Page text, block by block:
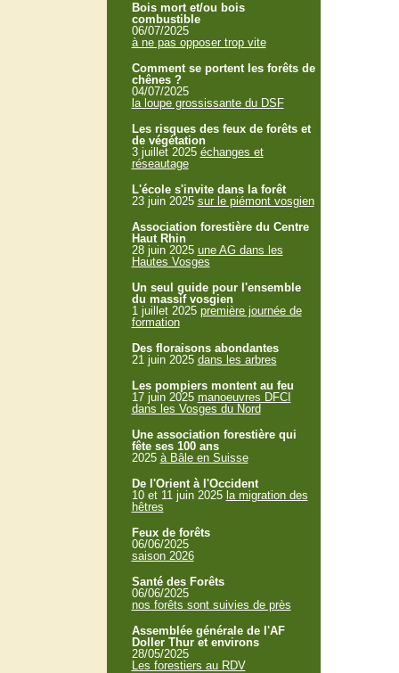
Bois mort et/ou bois
combustible
06/07/2025
à ne pas opposer trop vite
Comment se portent les forêts de
chênes ?
04/07/2025
la loupe grossissante du DSF
Les risques des feux de forêts et
de végétation
3 juillet 2025 échanges et
réseautage
L'école s'invite dans la forêt
23 juin 2025 sur le piémont vosgien
Association forestière du Centre
Haut Rhin
28 juin 2025 une AG dans les
Hautes Vosges
Un seul guide pour l'ensemble
du massif vosgien
1 juillet 2025 première journée de
formation
Des floraisons abondantes
21 juin 2025 dans les arbres
Les pompiers montent au feu
17 juin 2025 manoeuvres DFCI
dans les Vosges du Nord
Une association forestière qui
fête ses 100 ans
2025 à Bâle en Suisse
De l'Orient à l'Occident
10 et 11 juin 2025 la migration des
hêtres
Feux de forêts
06/06/2025
saison 2026
Santé des Forêts
06/06/2025
nos forêts sont suivies de près
Assemblée générale de l'AF
Doller Thur et environs
28/05/2025
Les forestiers au RDV